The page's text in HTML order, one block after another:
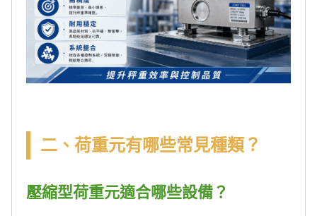
二、荷重元有哪些常見種類？
壓縮型荷重元適合哪些設備？